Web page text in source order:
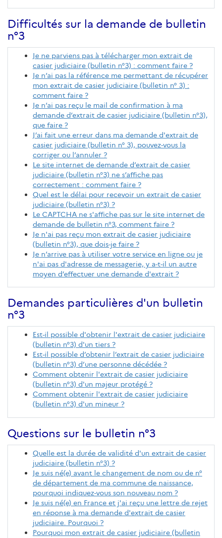
Difficultés sur la demande de bulletin
n°3
Je ne parviens pas à télécharger mon extrait de
casier judiciaire (bulletin n°3) : comment faire ?
Je n’ai pas la référence me permettant de récupérer
mon extrait de casier judiciaire (bulletin n° 3) :
comment faire ?
Je n’ai pas reçu le mail de confirmation à ma
demande d’extrait de casier judiciaire (bulletin n°3),
que faire ?
J’ai fait une erreur dans ma demande d'extrait de
casier judiciaire (bulletin n° 3), pouvez-vous la
corriger ou l’annuler ?
Le site internet de demande d’extrait de casier
judiciaire (bulletin n°3) ne s’affiche pas
correctement : comment faire ?
Quel est le délai pour recevoir un extrait de casier
judiciaire (bulletin n°3) ?
Le CAPTCHA ne s'affiche pas sur le site internet de
demande de bulletin n°3, comment faire ?
Je n'ai pas reçu mon extrait de casier judiciaire
(bulletin n°3), que dois-je faire ?
Je n’arrive pas à utiliser votre service en ligne ou je
n'ai pas d'adresse de messagerie, y a-t-il un autre
moyen d’effectuer une demande d'extrait ?
Demandes particulières d'un bulletin
n°3
Est-il possible d'obtenir l'extrait de casier judiciaire
(bulletin n°3) d'un tiers ?
Est-il possible d’obtenir l’extrait de casier judiciaire
(bulletin n°3) d’une personne décédée ?
Comment obtenir l'extrait de casier judiciaire
(bulletin n°3) d'un majeur protégé ?
Comment obtenir l'extrait de casier judiciaire
(bulletin n°3) d'un mineur ?
Questions sur le bulletin n°3
Quelle est la durée de validité d'un extrait de casier
judiciaire (bulletin n°3) ?
Je suis né(e) avant le changement de nom ou de n°
de département de ma commune de naissance,
pourquoi indiquez-vous son nouveau nom ?
Je suis né(e) en France et j'ai reçu une lettre de rejet
en réponse à ma demande d'extrait de casier
judiciaire. Pourquoi ?
Pourquoi mon extrait de casier judiciaire (bulletin